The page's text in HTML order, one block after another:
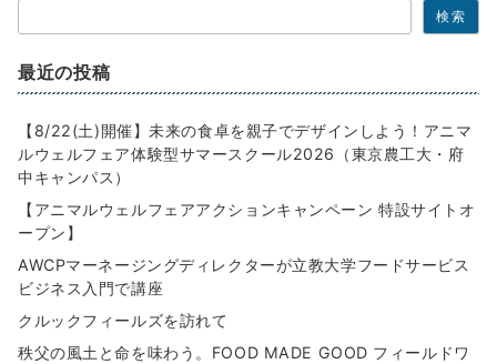
検索
最近の投稿
【8/22(土)開催】未来の食卓を親子でデザインしよう！アニマ
ルウェルフェア体験型サマースクール2026（東京農工大・府
中キャンパス）
【アニマルウェルフェアアクションキャンペーン 特設サイトオ
ープン】
AWCPマーネージングディレクターが立教大学フードサービス
ビジネス入門で講座
クルックフィールズを訪れて
秩父の風土と命を味わう。FOOD MADE GOOD フィールドワ